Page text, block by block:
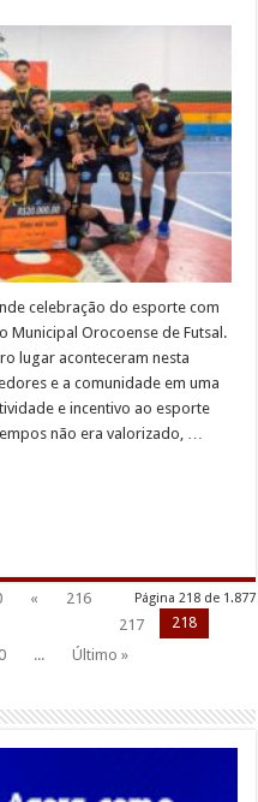
celebração do esporte com
Municipal Orocoense de Futsal.
lugar aconteceram nesta
e a comunidade em uma
e incentivo ao esporte
não era valorizado, …
Página 218 de 1.877
«
216
217
218
... Último »